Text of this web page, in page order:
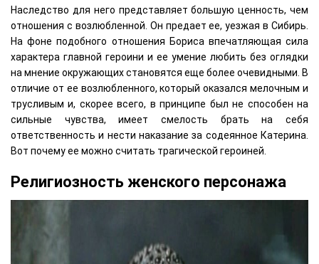
Наследство для него представляет большую ценность, чем
отношения с возлюбленной. Он предает ее, уезжая в Сибирь.
На фоне подобного отношения Бориса впечатляющая сила
характера главной героини и ее умение любить без оглядки
на мнение окружающих становятся еще более очевидными. В
отличие от ее возлюбленного, который оказался мелочным и
трусливым и, скорее всего, в принципе был не способен на
сильные чувства, имеет смелость брать на себя
ответственность и нести наказание за содеянное Катерина.
Вот почему ее можно считать трагической героиней.
Религиозность женского персонажа